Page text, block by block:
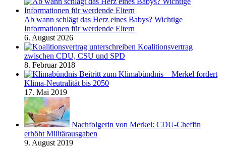
Ab wann schlägt das Herz eines Babys? Wichtige
Informationen für werdende Eltern
6. August 2026
Koalitionsvertrag
zwischen CDU, CSU und SPD
8. Februar 2018
Beitritt zum Klimabündnis – Merkel fordert
Klima-Neutralität bis 2050
17. Mai 2019
Nachfolgerin von Merkel: CDU-Cheffin
erhöht Militärausgaben
9. August 2019